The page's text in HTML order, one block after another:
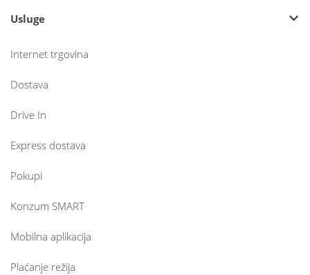
Usluge
Internet trgovina
Dostava
Drive In
Express dostava
Pokupi
Konzum SMART
Mobilna aplikacija
Plaćanje režija